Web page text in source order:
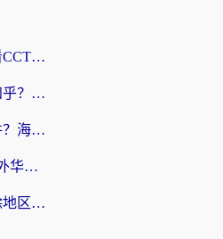
海外党亲测：在海外如何看CCTV？告别“仅限大陆播放”的实用指南
央视影音在海外可以看吗知乎？留学生亲测：3步解决地域限制+追剧自由
在国外怎么看咪咕视频软件？海外党亲测有效的回国加速方案
12123在国外能登录吗？海外华人必看的回国加速实用指南
海外党追剧必备：手机解除地区限制app怎么选？解决央视视频&国内剧地区限制全指南